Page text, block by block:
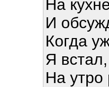
На
И
Когда
Я
На утро